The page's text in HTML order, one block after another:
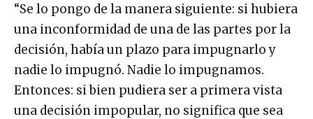
“Se lo pongo de la manera siguiente: si hubiera
una inconformidad de una de las partes por la
decisión, había un plazo para impugnarlo y
nadie lo impugnó. Nadie lo impugnamos.
Entonces: si bien pudiera ser a primera vista
una decisión impopular, no significa que sea